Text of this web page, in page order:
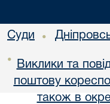
Суди •
•
Виклики та
поштову
також в